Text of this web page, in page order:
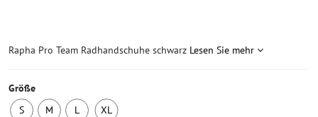
Rapha Pro Team Radhandschuhe schwarz Lesen Sie mehr
Größe
S
M
L
XL